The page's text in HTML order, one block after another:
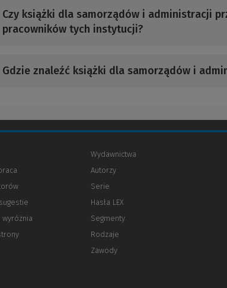
Czy książki dla samorządów i administracji
pracowników tych instytucji?
Gdzie znaleźć książki dla samorządów i
innej
strony)
wyróżnia
Wydawnictwa
Autorzy
Serie
Hasła LEX
Segmenty
Rodzaje
Zawody